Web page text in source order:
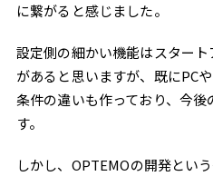
に繋がると感じました。
設定側の細かい機能はスター
があると思いますが、既にPC
条件の違いも作っており、今
す。
しかし、OPTEMOの開発とい